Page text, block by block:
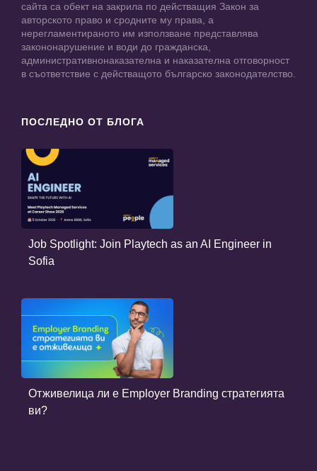
сайта са обект на закрила по действащия Закон за
авторското право и сродните му права, а
нерегламентираното им използване представлява
закононарушение и води до гражданска,
административнонаказателна и наказателна отговорност
в съответствие с действащото българско законодателство.
ПОСЛЕДНО ОТ БЛОГА
Job Spotlight: Join Playtech as an AI Engineer in
Sofia
Отживелица ли е Employer Branding стратегията
ви?